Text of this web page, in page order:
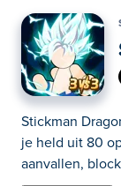
Stickman
je held uit 80
aanvallen,